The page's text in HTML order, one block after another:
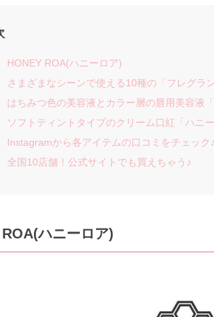
HONEY ROA(ハニーロア)
さまざまなシーンで使える10種の「フレグラン
はちみつ色の美容液とカラー層の唇用美容液
ソフトティントタイプのクリーム口紅「ハニ
Instagramから各アイテムの口コミをチェック♪
全国10店舗！公式サイトでも買えちゃう♪
ハニーロア)